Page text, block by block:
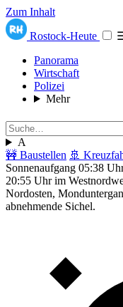
Zum Inhalt
Rostock-Heute
Panorama
Wirtschaft
Polizei
Mehr
A
🚧 Baustellen 🚢
Sonnenaufgang 05:38
20:55 Uhr im
Nordosten,
abnehmende Sichel.